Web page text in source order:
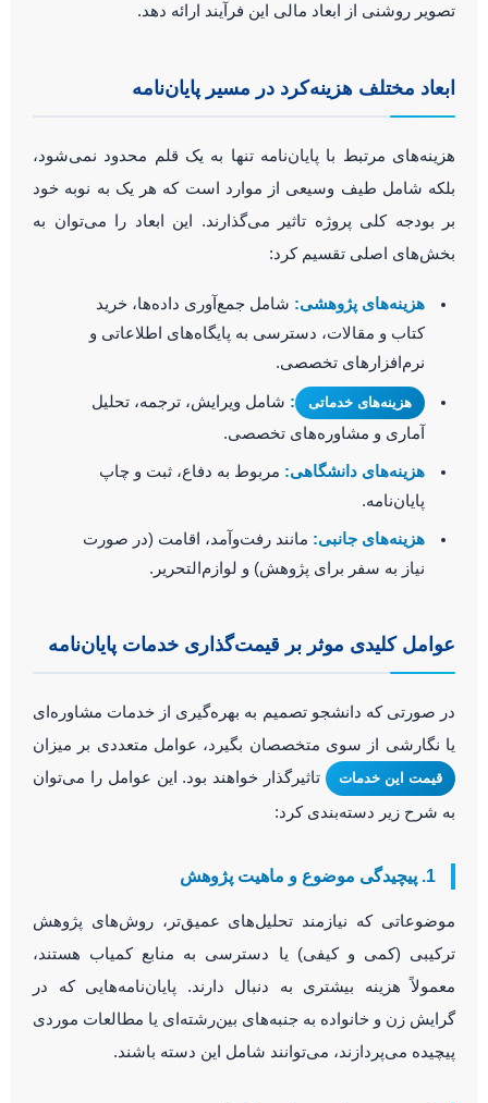
تصویر روشنی از ابعاد مالی این فرآیند ارائه دهد.
ابعاد مختلف هزینه‌کرد در مسیر پایان‌نامه
هزینه‌های مرتبط با پایان‌نامه تنها به یک قلم محدود نمی‌شود،
بلکه شامل طیف وسیعی از موارد است که هر یک به نوبه خود
بر بودجه کلی پروژه تاثیر می‌گذارند. این ابعاد را می‌توان به
بخش‌های اصلی تقسیم کرد:
هزینه‌های پژوهشی: شامل جمع‌آوری داده‌ها، خرید
کتاب و مقالات، دسترسی به پایگاه‌های اطلاعاتی و
نرم‌افزارهای تخصصی.
هزینه‌های خدماتی : شامل ویرایش، ترجمه، تحلیل
آماری و مشاوره‌های تخصصی.
هزینه‌های دانشگاهی: مربوط به دفاع، ثبت و چاپ
پایان‌نامه.
هزینه‌های جانبی: مانند رفت‌وآمد، اقامت (در صورت
نیاز به سفر برای پژوهش) و لوازم‌التحریر.
عوامل کلیدی موثر بر قیمت‌گذاری خدمات پایان‌نامه
در صورتی که دانشجو تصمیم به بهره‌گیری از خدمات مشاوره‌ای
یا نگارشی از سوی متخصصان بگیرد، عوامل متعددی بر میزان
قیمت این خدمات
تاثیرگذار خواهند بود. این عوامل را می‌توان
به شرح زیر دسته‌بندی کرد:
1. پیچیدگی موضوع و ماهیت پژوهش
موضوعاتی که نیازمند تحلیل‌های عمیق‌تر، روش‌های پژوهش
ترکیبی (کمی و کیفی) یا دسترسی به منابع کمیاب هستند،
معمولاً هزینه بیشتری به دنبال دارند. پایان‌نامه‌هایی که در
گرایش زن و خانواده به جنبه‌های بین‌رشته‌ای یا مطالعات موردی
پیچیده می‌پردازند، می‌توانند شامل این دسته باشند.